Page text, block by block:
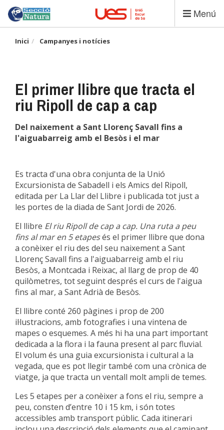
Vés
contingut
Menú
Inici Campanyes i notícies
El primer llibre que tracta el
riu Ripoll de cap a cap
Del naixement a Sant Llorenç Savall fins a
l'aiguabarreig amb el Besòs i el mar
Es tracta d'una obra conjunta de la Unió
Excursionista de Sabadell i els Amics del Ripoll,
editada per La Llar del Llibre i publicada tot just a
les portes de la diada de Sant Jordi de 2026.
El llibre El riu Ripoll de cap a cap. Una ruta a peu
fins al mar en 5 etapesés el primer llibre que dona
a conèixer el riu des del seu naixement a Sant
Llorenç Savall fins a l'aiguabarreig amb el riu
Besòs, a Montcada i Reixac, al llarg de prop de 40
quilòmetres, tot seguint després el curs de l'aigua
fins al mar, a Sant Adrià de Besòs.
El llibre conté 260 pàgines i prop de 200
il·lustracions, amb fotografies i una vintena de
mapes o esquemes. A més hi ha una part important
dedicada a la flora i la fauna present al parc fluvial.
El volum és una guia excursionista i cultural a la
vegada, que es pot llegir també com una crònica de
viatge, ja que tracta un ventall molt ampli de temes.
Les 5 etapes per a conèixer a fons el riu, sempre a
peu, consten d’entre 10 i 15 km, i són totes
accessibles amb transport públic. Cada itinerari